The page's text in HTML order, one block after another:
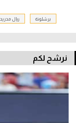
برشلونة ريال مدريد
نرشح لكم